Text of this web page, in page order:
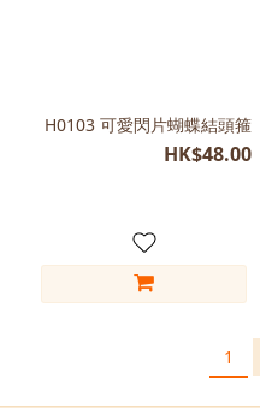
H0103 可愛閃片蝴蝶結頭箍
HK$48.00
1